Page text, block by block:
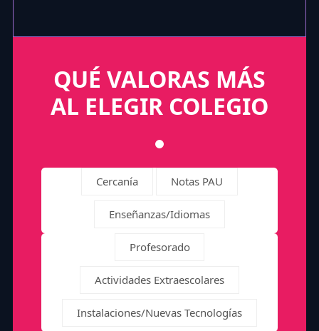
QUÉ VALORAS MÁS
AL ELEGIR COLEGIO
Cercanía Notas PAU
Enseñanzas/Idiomas
Profesorado
Actividades Extraescolares
Instalaciones/Nuevas Tecnologías